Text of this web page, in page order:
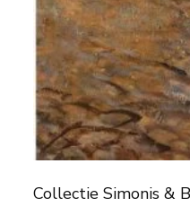
Collectie Simonis &